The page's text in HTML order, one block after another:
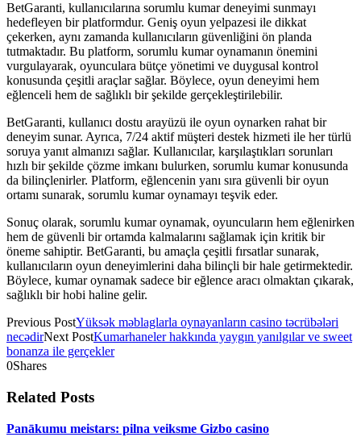
BetGaranti, kullanıcılarına sorumlu kumar deneyimi sunmayı
hedefleyen bir platformdur. Geniş oyun yelpazesi ile dikkat
çekerken, aynı zamanda kullanıcıların güvenliğini ön planda
tutmaktadır. Bu platform, sorumlu kumar oynamanın önemini
vurgulayarak, oyunculara bütçe yönetimi ve duygusal kontrol
konusunda çeşitli araçlar sağlar. Böylece, oyun deneyimi hem
eğlenceli hem de sağlıklı bir şekilde gerçekleştirilebilir.
BetGaranti, kullanıcı dostu arayüzü ile oyun oynarken rahat bir
deneyim sunar. Ayrıca, 7/24 aktif müşteri destek hizmeti ile her türlü
soruya yanıt almanızı sağlar. Kullanıcılar, karşılaştıkları sorunları
hızlı bir şekilde çözme imkanı bulurken, sorumlu kumar konusunda
da bilinçlenirler. Platform, eğlencenin yanı sıra güvenli bir oyun
ortamı sunarak, sorumlu kumar oynamayı teşvik eder.
Sonuç olarak, sorumlu kumar oynamak, oyuncuların hem eğlenirken
hem de güvenli bir ortamda kalmalarını sağlamak için kritik bir
öneme sahiptir. BetGaranti, bu amaçla çeşitli fırsatlar sunarak,
kullanıcıların oyun deneyimlerini daha bilinçli bir hale getirmektedir.
Böylece, kumar oynamak sadece bir eğlence aracı olmaktan çıkarak,
sağlıklı bir hobi haline gelir.
Previous PostYüksək məblaglarla oynayanların casino təcrübələri
necədirNext PostKumarhaneler hakkında yaygın yanılgılar ve sweet
bonanza ile gerçekler
0Shares
Related Posts
Panākumu meistars: pilna veiksme Gizbo casino